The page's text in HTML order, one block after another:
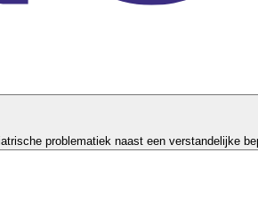
problematiek naast een verstandelijke